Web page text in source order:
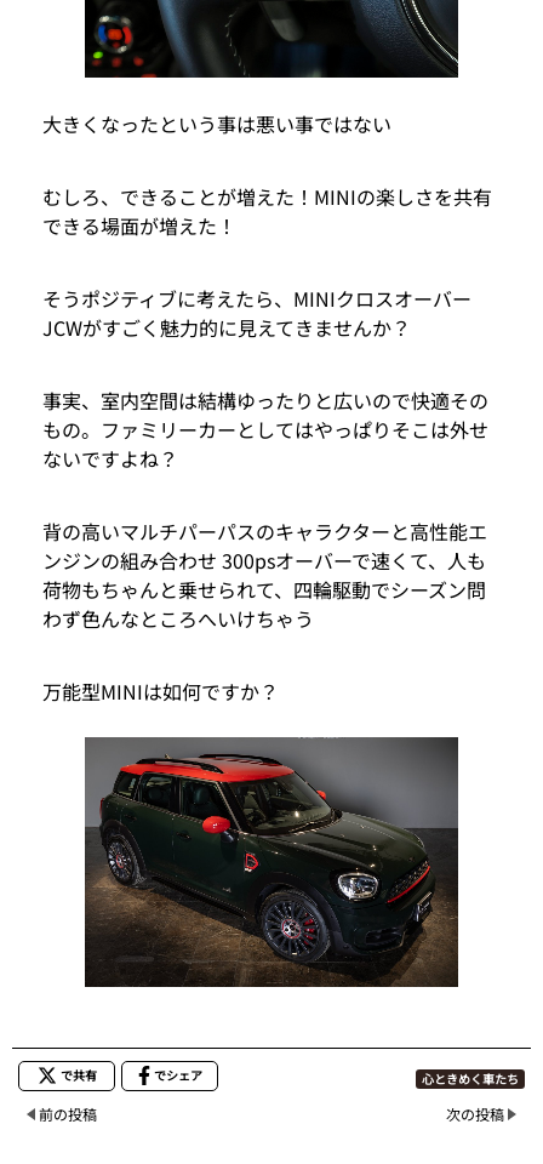
大きくなったという事は悪い事ではない
むしろ、できることが増えた！MINIの楽しさを共有
できる場面が増えた！
そうポジティブに考えたら、MINIクロスオーバー
JCWがすごく魅力的に見えてきませんか？
事実、室内空間は結構ゆったりと広いので快適その
もの。ファミリーカーとしてはやっぱりそこは外せ
ないですよね？
背の高いマルチパーパスのキャラクターと高性能エ
ンジンの組み合わせ 300psオーバーで速くて、人も
荷物もちゃんと乗せられて、四輪駆動でシーズン問
わず色んなところへいけちゃう
万能型MINIは如何ですか？
で共有 でシェア 心ときめく車たち
前の投稿 次の投稿